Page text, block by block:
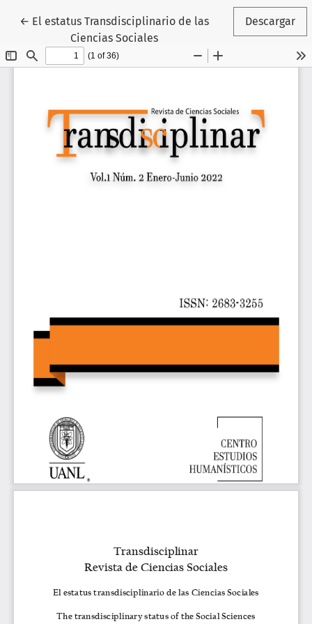
← Volver a los detalles del artículo
El estatus Transdisciplinario de las
Ciencias Sociales
Descargar